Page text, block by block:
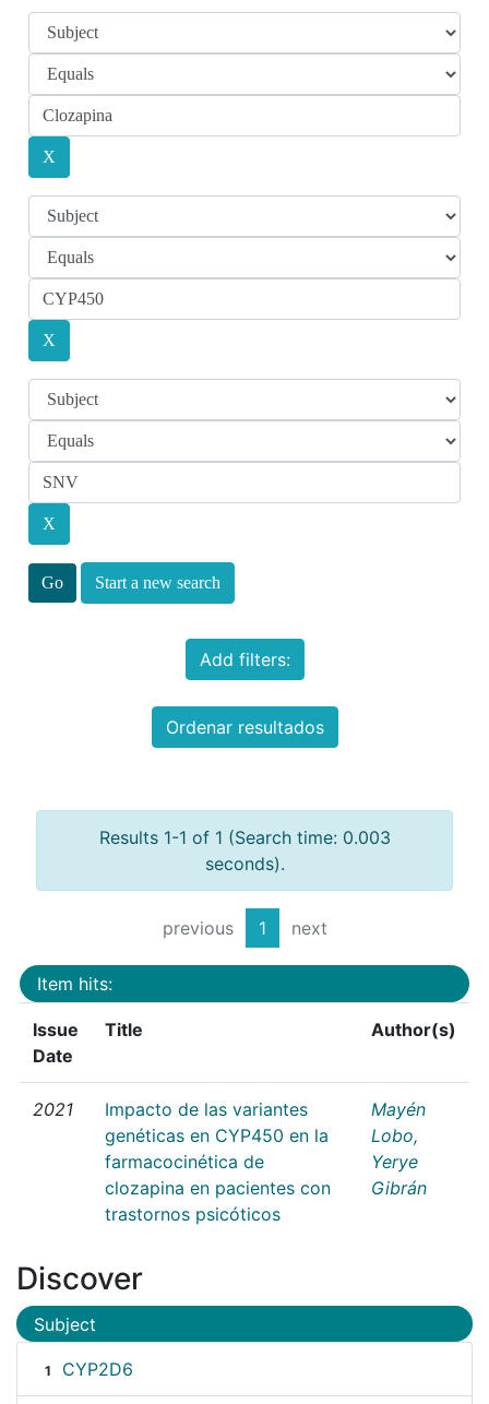
Start a new search
Add filters:
Ordenar resultados
Results 1-1 of 1 (Search time: 0.003
seconds).
previous 1 next
Item hits:
Issue
Date
Title Author(s)
2021
Impacto de las variantes
genéticas en CYP450 en la
farmacocinética de
clozapina en pacientes con
trastornos psicóticos
Mayén
Lobo,
Yerye
Gibrán
Discover
Subject
1 CYP2D6